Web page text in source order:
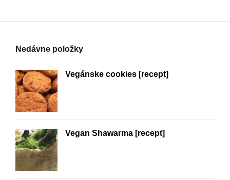
Nedávne položky
Vegánske cookies [recept]
Vegan Shawarma [recept]